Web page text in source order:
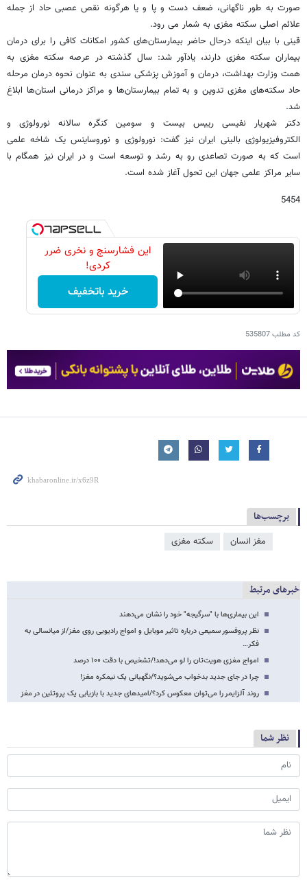
صورت به طور ناگهانی، ضعف دست و پا و یا هرگونه نقص عصبی حاد از جمله
علائم اصلی سکته مغزی به شمار می رود.
قینی با بیان اینکه درحال حاضر بیمارستان‌های کشور امکانات کافی را برای درمان
بیماران سکته مغزی دارند، یادآور شد: سال گذشته در عرصه سکته مغزی به
همت وزارت بهداشت، درمان و آموزش پزشکی سندی به ‌عنوان نحوه درمان مرحله
حاد سکته‌های مغزی تدوین و به تمام بیمارستان‌ها و مراکز درمانی استان‌ها ابلاغ
شد.
دکتر شهریار نفیسی رییس بیست و سومین کنگره سالانه نورولوژی و
الکتروفیزیولوژی بالینی ایران نیز گفت: نورولوژی و نوروساینس یک شاخه علمی
است که به صورت تصاعدی رو به رشد و توسعه است و در ایران نیز همگام با
سایر مراکز علمی جهان این تحول آغاز شده است.
5454
این فشارسنج و نخری ضرر
کردی!
خرید باتخفیف
کد مطلب535807
برچسب‌ها
مغز انسان سکته مغزی
خبرهای مرتبط
این بیماری‌ها با "سرگیجه" خود را نشان می‌دهند
نظر پروفسور سمیعی درباره تاثیر موبایل و امواج رادیویی روی مغز/از میانسالی به
فکر…
امواج مغزی هویت‌تان را لو می‌دهد!/تشخیص با دقت ۱۰۰ درصد
چرا در جای جدید بدخواب می‌شوید؟/نگهبانی یک نیمکره مغز!
روند آلزایمر را می‌توان معکوس کرد؟/امیدهای جدید با بازیابی یک پروتئین در مغز
نظر شما